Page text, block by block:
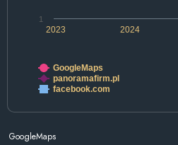
2024
2023
1
GoogleMaps
panoramafirm.pl
facebook.com
GoogleMaps